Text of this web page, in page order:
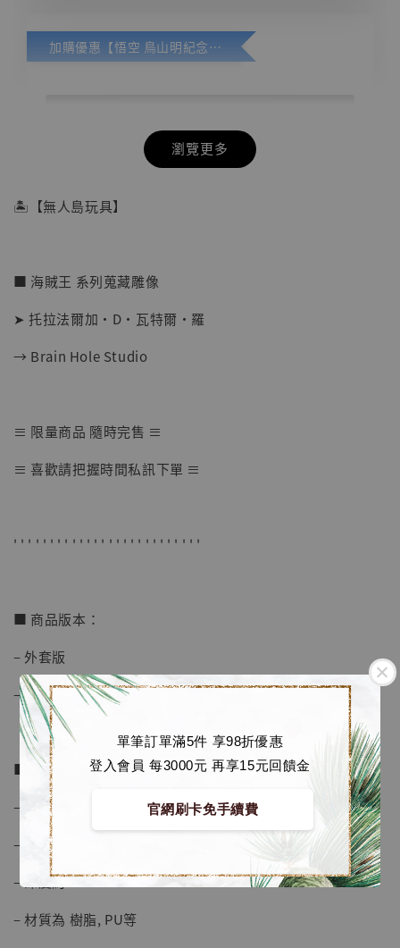
單筆訂單滿5件 享98折優惠
登入會員 每3000元 再享15元回饋金
官網刷卡免手續費
加購優惠【悟空 鳥山明紀念款 [奇蹟工作室]】
【店內現貨】七龍珠 系列蒐藏雕像 悟空 鳥山
NT$ 4,280
瀏覽更多
🏝【無人島玩具】
■ 海賊王 系列蒐藏雕像
➤ 托拉法爾加·D·瓦特爾·羅
→ Brain Hole Studio
≡ 限量商品 隨時完售 ≡
≡ 喜歡請把握時間私訊下單 ≡
' ' ' ' ' ' ' ' ' ' ' ' ' ' ' ' ' ' ' ' ' ' ' ' ' '
■ 商品版本：
– 外套版
– 紋身版(無外套)
■ 商品資訊：
– 高度約 16.5 cm
– 寬度約 15 cm
– 深度約 11 cm
– 材質為 樹脂, PU等